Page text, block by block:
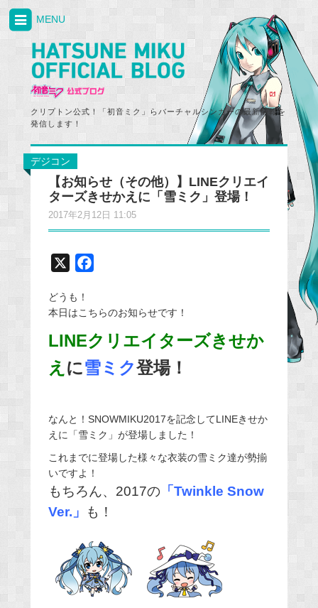
クリプトン公式！「初音ミク」らバーチャルシンガーの最新情報を
発信します！
MENU
デジコン
【お知らせ（その他）】LINEクリエイ
ターズきせかえに「雪ミク」登場！
2017年2月12日 11:05
e
b
o
どうも！
本日はこちらのお知らせです！
LINEクリエイターズきせか
え に雪ミク登場！
なんと！SNOWMIKU2017を記念してLINEきせか
えに「雪ミク」が登場しました！
これまでに登場した様々な衣装の雪ミク達が勢揃
いですよ！
もちろん、2017の「Twinkle Snow
Ver.」
も！